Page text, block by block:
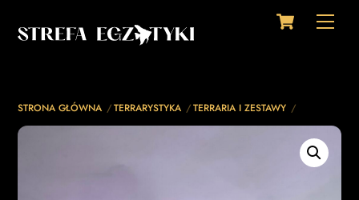
Cart
STRONA GŁÓWNA TERRARYSTYKA TERRARIA I ZESTAWY